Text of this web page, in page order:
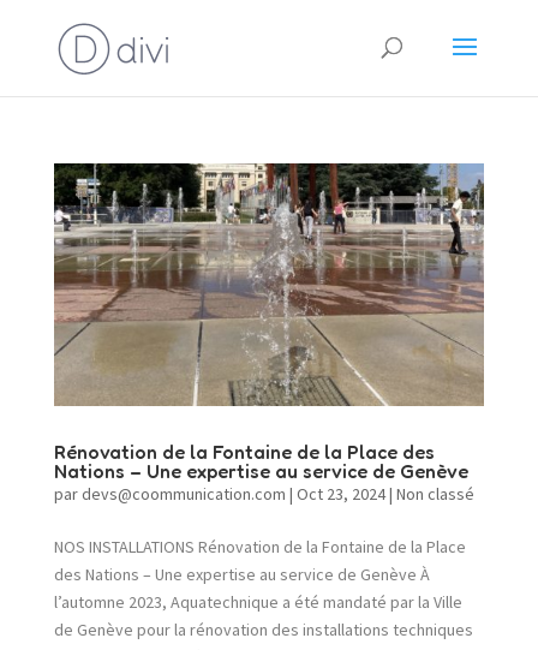
Rénovation de la Fontaine de la Place des
Nations – Une expertise au service de Genève
pardevs@coommunication.com | Oct 23, 2024| Non classé
NOS INSTALLATIONS Rénovation de la Fontaine de la Place
des Nations – Une expertise au service de Genève À
l’automne 2023, Aquatechnique a été mandaté par la Ville
de Genève pour la rénovation des installations techniques